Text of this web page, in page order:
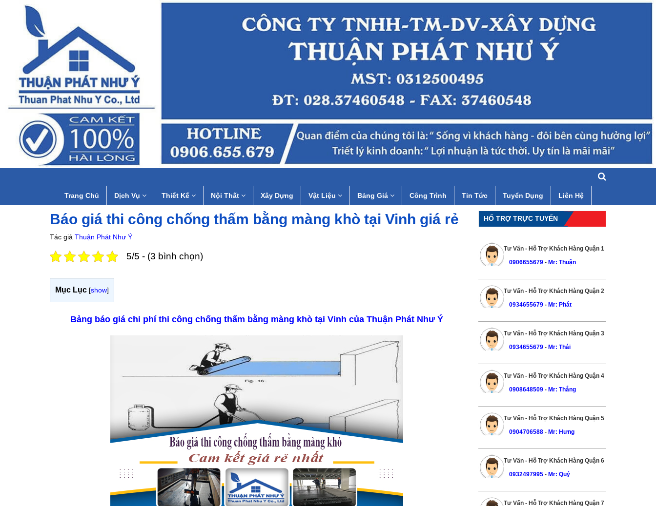
Trang Chủ Dịch Vụ Thiết Kế Nội Thất Xây Dựng Vật Liệu Bảng Giá Công Trình Tin Tức Tuyển Dụng Liên Hệ
Báo giá thi công chống thấm bằng màng khò tại Vinh giá rẻ
Tác giả Thuận Phát Như Ý
5/5 - (3 bình chọn)
Mục Lục [show]
Bảng báo giá chi phí thi công chống thấm bằng màng khò tại Vinh của Thuận Phát Như Ý
HỔ TRỢ TRỰC TUYẾN
Tư Vấn - Hỗ Trợ Khách Hàng Quận 1
0906655679 - Mr: Thuận
Tư Vấn - Hỗ Trợ Khách Hàng Quận 2
0934655679 - Mr: Phát
Tư Vấn - Hỗ Trợ Khách Hàng Quận 3
0934655679 - Mr: Thái
Tư Vấn - Hỗ Trợ Khách Hàng Quận 4
0908648509 - Mr: Thắng
Tư Vấn - Hỗ Trợ Khách Hàng Quận 5
0904706588 - Mr: Hưng
Tư Vấn - Hỗ Trợ Khách Hàng Quận 6
0932497995 - Mr: Quý
Tư Vấn - Hỗ Trợ Khách Hàng Quận 7